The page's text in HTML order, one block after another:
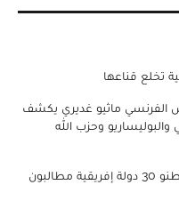
تخلع قناعها
الفرنسي ماثيو غديري يكشف
وحزب الله
تأشيرة الدخول للولايات المتحدة: مواطنو 30 دولة إفريقية مطالبون